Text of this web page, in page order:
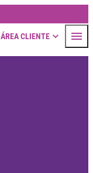
ÁREA CLIENTE